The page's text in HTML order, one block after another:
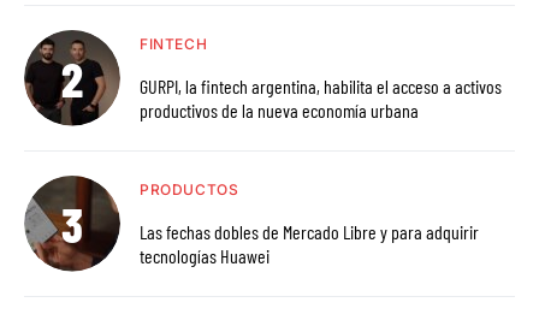
FINTECH
GURPI, la fintech argentina, habilita el acceso a activos
productivos de la nueva economía urbana
PRODUCTOS
Las fechas dobles de Mercado Libre y para adquirir
tecnologías Huawei